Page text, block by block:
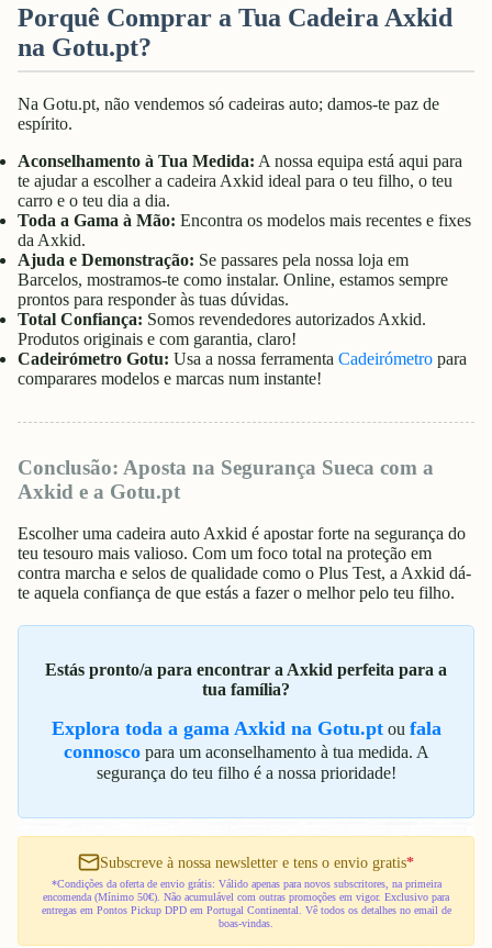
Porquê Comprar a Tua Cadeira Axkid
na Gotu.pt?
Na Gotu.pt, não vendemos só cadeiras auto; damos-te paz de
espírito.
Aconselhamento à Tua Medida: A nossa equipa está aqui para
te ajudar a escolher a cadeira Axkid ideal para o teu filho, o teu
carro e o teu dia a dia.
Toda a Gama à Mão: Encontra os modelos mais recentes e fixes
da Axkid.
Ajuda e Demonstração: Se passares pela nossa loja em
Barcelos, mostramos-te como instalar. Online, estamos sempre
prontos para responder às tuas dúvidas.
Total Confiança: Somos revendedores autorizados Axkid.
Produtos originais e com garantia, claro!
Cadeirómetro Gotu: Usa a nossa ferramenta Cadeirómetro para
comparares modelos e marcas num instante!
Conclusão: Aposta na Segurança Sueca com a
Axkid e a Gotu.pt
Escolher uma cadeira auto Axkid é apostar forte na segurança do
teu tesouro mais valioso. Com um foco total na proteção em
contra marcha e selos de qualidade como o Plus Test, a Axkid dá-
te aquela confiança de que estás a fazer o melhor pelo teu filho.
Estás pronto/a para encontrar a Axkid perfeita para a
tua família?
Explora toda a gama Axkid na Gotu.ptou fala
connoscopara um aconselhamento à tua medida. A
segurança do teu filho é a nossa prioridade!
Subscreve à nossa newsletter e tens o envio gratis*
*Condições da oferta de envio grátis: Válido apenas para novos subscritores, na primeira
encomenda (Mínimo 50€). Não acumulável com outras promoções em vigor. Exclusivo para
entregas em Pontos Pickup DPD em Portugal Continental. Vê todos os detalhes no email de
boas-vindas.